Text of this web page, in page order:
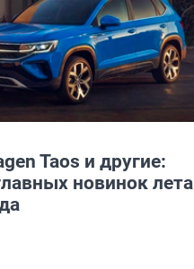
Taos и другие:
новинок лета